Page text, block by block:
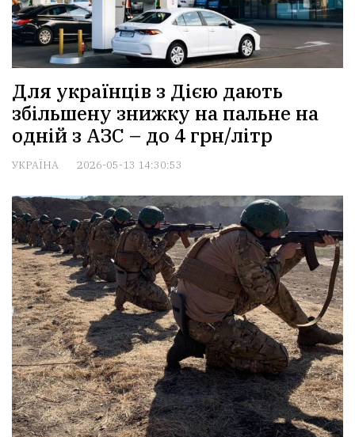
Для українців з Дією дають
збільшену знижку на пальне на
одній з АЗС – до 4 грн/літр
УКРАЇНА 2026-05-13 14:30:53